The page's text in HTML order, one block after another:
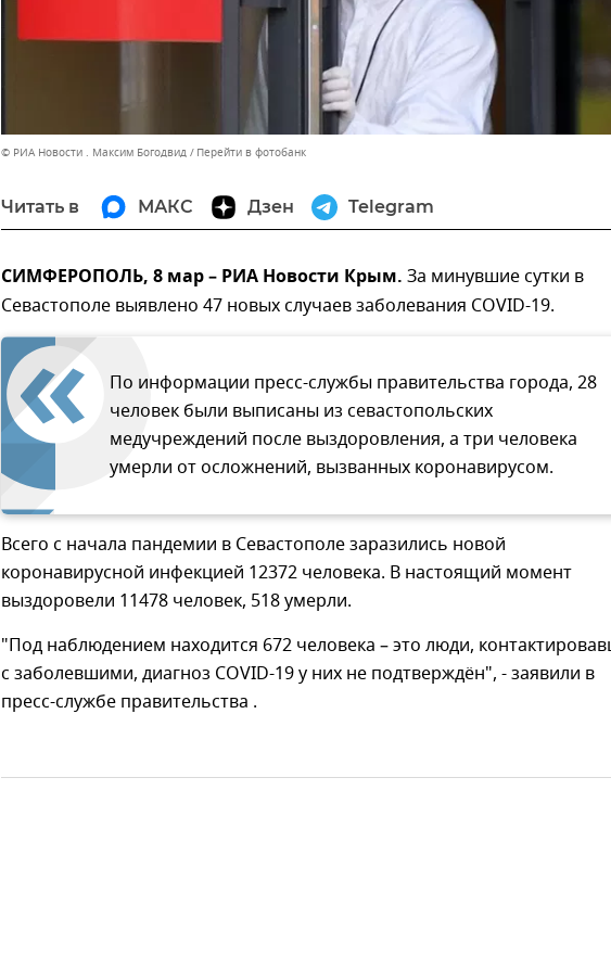
© РИА Новости . Максим Богодвид Перейти в фотобанк
Читать в МАКС Дзен Telegram
СИМФЕРОПОЛЬ, 8 мар – РИА Новости Крым. За минувшие сутки в
Севастополе выявлено 47 новых случаев заболевания COVID-19.
По информации пресс-службы правительства города, 28
человек были выписаны из севастопольских
медучреждений после выздоровления, а три человека
умерли от осложнений, вызванных коронавирусом.
Всего с начала пандемии в Севастополе заразились новой
коронавирусной инфекцией 12372 человека. В настоящий момент
выздоровели 11478 человек, 518 умерли.
"Под наблюдением находится 672 человека – это люди,
с заболевшими, диагноз COVID-19 у них не подтверждён", - заявили в
пресс-службе правительства .